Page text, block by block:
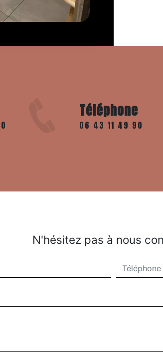
Téléphone
06 43 11 49 90
N'hésitez pas à nous